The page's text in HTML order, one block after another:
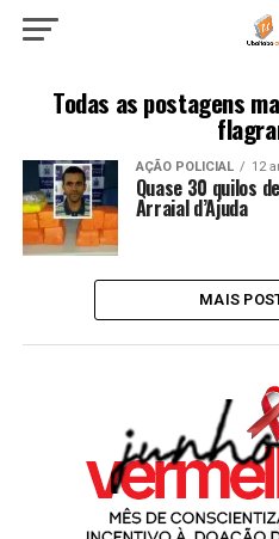
Todas as postagens
AÇÃO POLICIAL 12
Quase 30 quilos
Arraial d’Ajuda
MAIS